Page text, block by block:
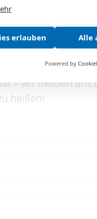
erlauben Alle
Powered by
noch
– wir melden
heißen!